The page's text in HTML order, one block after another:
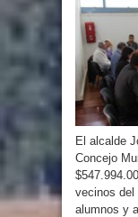
El alcalde
Concejo
vecinos del
alumnos y